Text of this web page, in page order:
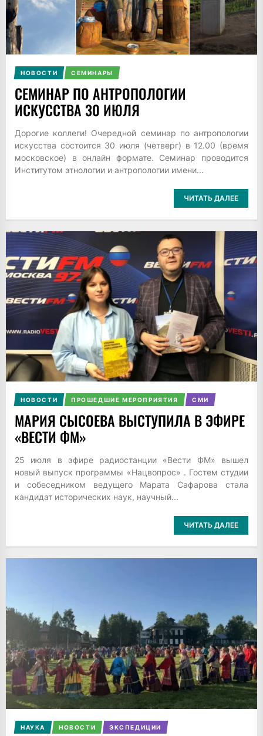
НОВОСТИ СЕМИНАРЫ
СЕМИНАР ПО АНТРОПОЛОГИИ
ИСКУССТВА 30 ИЮЛЯ
Дорогие коллеги! Очередной семинар по антропологии
искусства состоится 30 июля (четверг) в 12.00 (время
московское) в онлайн формате. Семинар проводится
Институтом этнологии и антропологии имени...
ЧИТАТЬ ДАЛЕЕ
НОВОСТИ ПРОШЕДШИЕ МЕРОПРИЯТИЯ СМИ
МАРИЯ СЫСОЕВА ВЫСТУПИЛА В ЭФИРЕ
«ВЕСТИ ФМ»
25 июля в эфире радиостанции «Вести ФМ» вышел
новый выпуск программы «Нацвопрос» . Гостем студии
и собеседником ведущего Марата Сафарова стала
кандидат исторических наук, научный...
ЧИТАТЬ ДАЛЕЕ
НАУКА НОВОСТИ ЭКСПЕДИЦИИ